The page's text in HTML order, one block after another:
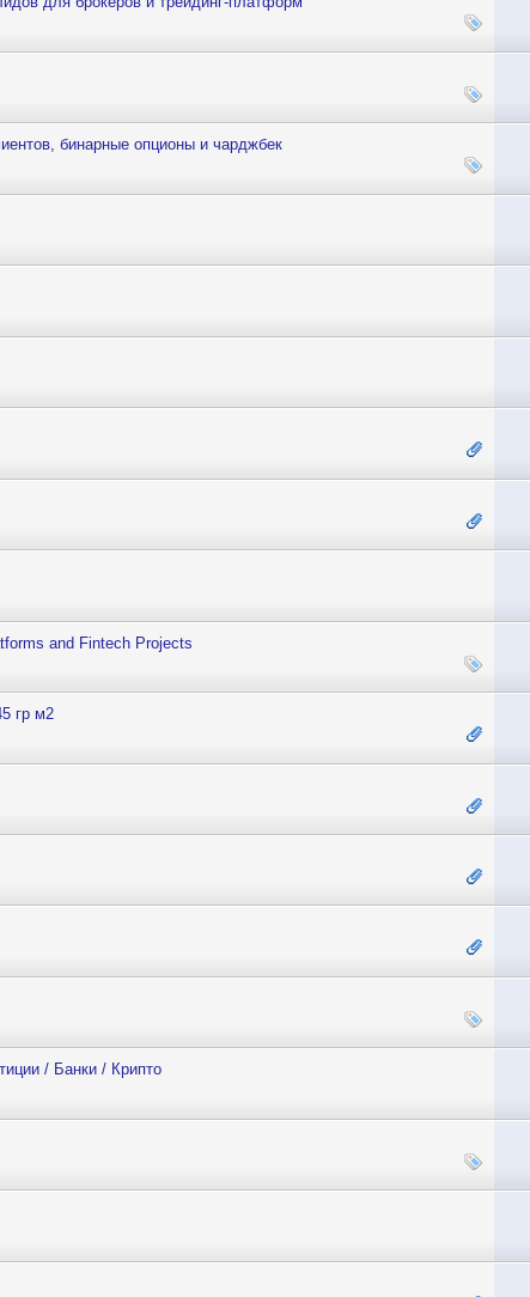
бинарные опционы и чарджбек
and Fintech Projects
гр м2
/ Банки / Крипто